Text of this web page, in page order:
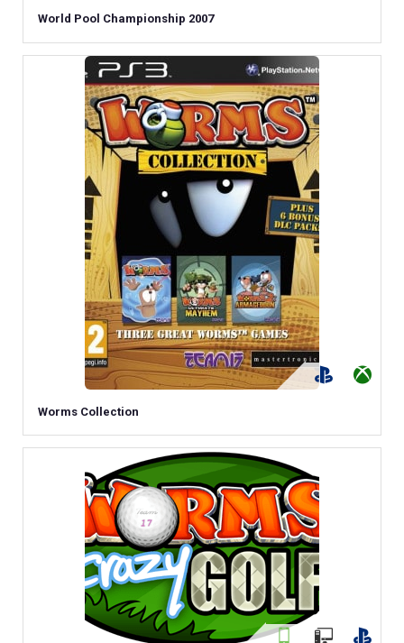
World Pool Championship 2007
Worms Collection